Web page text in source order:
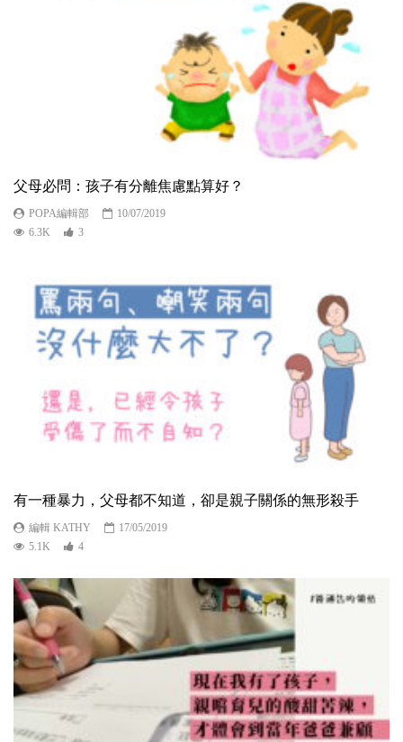
父母必問：孩子有分離焦慮點算好？
POPA編輯部
10/07/2019
6.3K
3
有一種暴力，父母都不知道，卻是親子關係的無形殺手
編輯 KATHY
17/05/2019
5.1K
4